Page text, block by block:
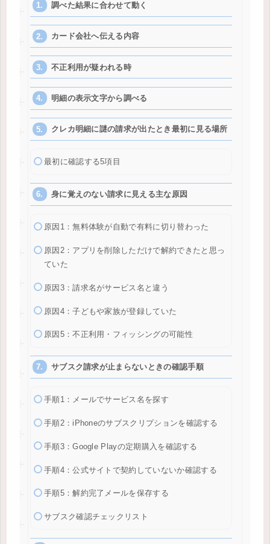
調べた結果に合わせて動く
カード会社へ伝える内容
不正利用が疑われる時
明細の表示文字から調べる
クレカ明細に謎の請求が出たとき最初に見る場所
最初に確認する5項目
身に覚えのない請求に見える主な原因
原因1：無料体験が自動で有料に切り替わった
原因2：アプリを削除しただけで解約できたと思っ
ていた
原因3：請求名がサービス名と違う
原因4：子どもや家族が登録していた
原因5：不正利用・フィッシングの可能性
サブスク請求が止まらないときの確認手順
手順1：メールでサービス名を探す
手順2：iPhoneのサブスクリプションを確認する
手順3：Google Playの定期購入を確認する
手順4：公式サイトで契約していないか確認する
手順5：解約完了メールを保存する
サブスク確認チェックリスト